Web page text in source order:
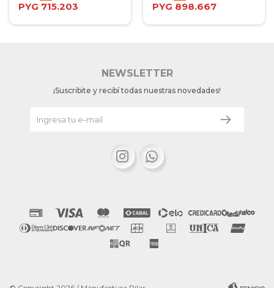
PYG 715.203 PYG 898.667
NEWSLETTER
¡Suscribite y recibí todas nuestras novedades!
 